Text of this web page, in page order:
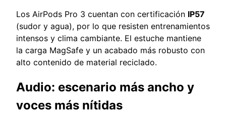
Los AirPods Pro 3 cuentan con certificación IP57
(sudor y agua), por lo que resisten entrenamientos
intensos y clima cambiante. El estuche mantiene
la carga MagSafe y un acabado más robusto con
alto contenido de material reciclado.
Audio: escenario más ancho y
voces más nítidas